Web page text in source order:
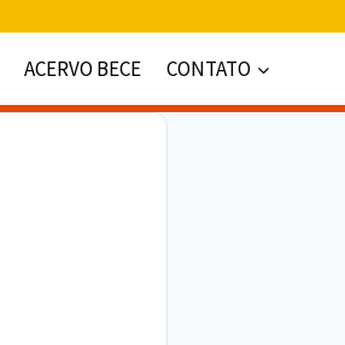
ACERVO BECE CONTATO